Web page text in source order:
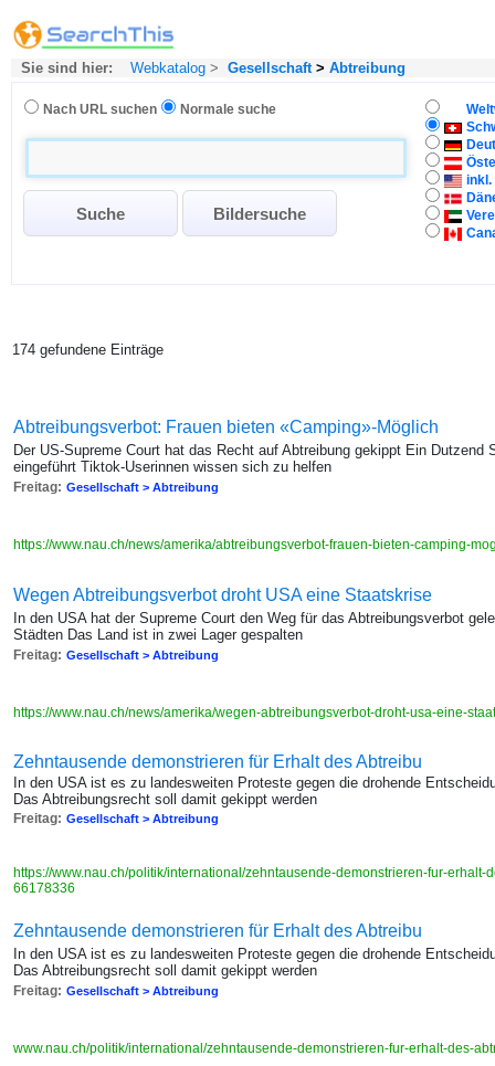
Sie sind hier: Webkatalog > Gesellschaft> Abtreibung
Nach URL suchen Normale suche
inkl.
174 gefundene Einträge
Abtreibungsverbot: Frauen bieten «Camping»-Möglich
Der US-Supreme Court hat das Recht auf Abtreibung gekippt Ein Dutzend
eingeführt Tiktok-Userinnen wissen sich zu helfen
Freitag: Gesellschaft > Abtreibung
https://www.nau.ch/news/amerika/abtreibungsverbot-frauen-bieten-camping-
Wegen Abtreibungsverbot droht USA eine Staatskrise
In den USA hat der Supreme Court den Weg für das Abtreibungsverbot
Städten Das Land ist in zwei Lager gespalten
Freitag: Gesellschaft > Abtreibung
https://www.nau.ch/news/amerika/wegen-abtreibungsverbot-droht-usa-eine-
Zehntausende demonstrieren für Erhalt des Abtreibu
In den USA ist es zu landesweiten Proteste gegen die drohende
Das Abtreibungsrecht soll damit gekippt werden
Freitag: Gesellschaft > Abtreibung
https://www.nau.ch/politik/international/zehntausende-demonstrieren-fur-
66178336
Zehntausende demonstrieren für Erhalt des Abtreibu
In den USA ist es zu landesweiten Proteste gegen die drohende
Das Abtreibungsrecht soll damit gekippt werden
Freitag: Gesellschaft > Abtreibung
www.nau.ch/politik/international/zehntausende-demonstrieren-fur-erhalt-des-